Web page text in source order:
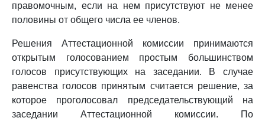
правомочным, если на нем присутствуют не менее
половины от общего числа ее членов.
Решения Аттестационной комиссии принимаются
открытым голосованием простым большинством
голосов присутствующих на заседании. В случае
равенства голосов принятым считается решение, за
которое проголосовал председательствующий на
заседании Аттестационной комиссии. По